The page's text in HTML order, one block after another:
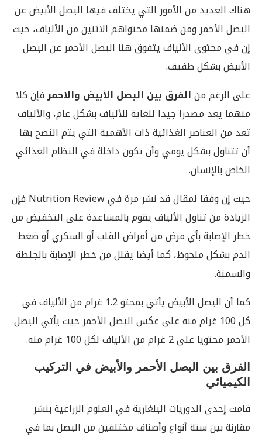
هناك العديد من الأمور التي يختلف فيها البصل الأبيض عن
البصل الأحمر ومن ضمنها محتواهم الاثنين من الألياف، حيث
إن في محتوى الألياف يتفوق هنا البصل الأحمر عن البصل
الأبيض بشكل طفيف.
على الرغم منالفرق بين البصل الأبيض والاحمرفإن كلا
منهما يعد مصدرا جيدا للغاية للألياف بشكل عام، والألياف
تعد من العناصر الغذائية ذات الأهمية التي يتم النصح بها
أن تتناول بشكل يومي وأن تكون داخلة في النظام الغذائي
الخاص بالإنسان.
حيث إن وفقا لمقال قد نشر مرة في Nutrition Review فإن
الزيادة من تناول الألياف يقوم بالمساعدة على التخفيض من
خطر الإصابة بأي مرض من أمراض القلب أو السكري أو ضغط
الدم بشكل ملحوظ، كما أيضا يقلل من خطر الإصابة بالجلطة
والسمنة.
كما أن البصل الأبيض يأتي بمحتو 1.2 غرام من الألياف في
كل 100 غرام منه على عكس البصل الأحمر حيث يأتي البصل
الأحمر محتويا على 2 غرام من الألياف لكل 100 غرام منه.
الفرق بين البصل الأحمر والأبيض في التركيب
الكيميائي
قامت إحدى الدوريات البلغارية في العلوم الزراعية بنشر
مقارنة بين ستة أنواع وأصناف مختلفين من البصل بما في